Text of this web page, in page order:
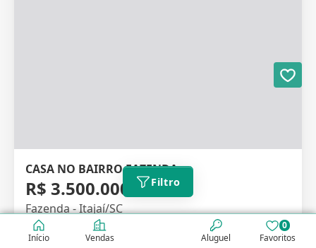
Filtro
CASA NO BAIRRO FAZENDA
R$ 3.500.000,00
Fazenda - Itajaí/SC
Código: V2030
Início
Vendas Aluguel
0
Favoritos